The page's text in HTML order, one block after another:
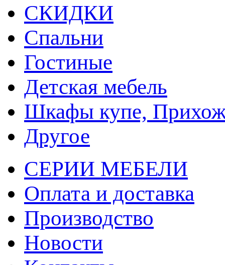
СКИДКИ
Спальни
Гостиные
Детская мебель
Шкафы купе,
Другое
СЕРИИ МЕБЕЛИ
Оплата и доставка
Производство
Новости